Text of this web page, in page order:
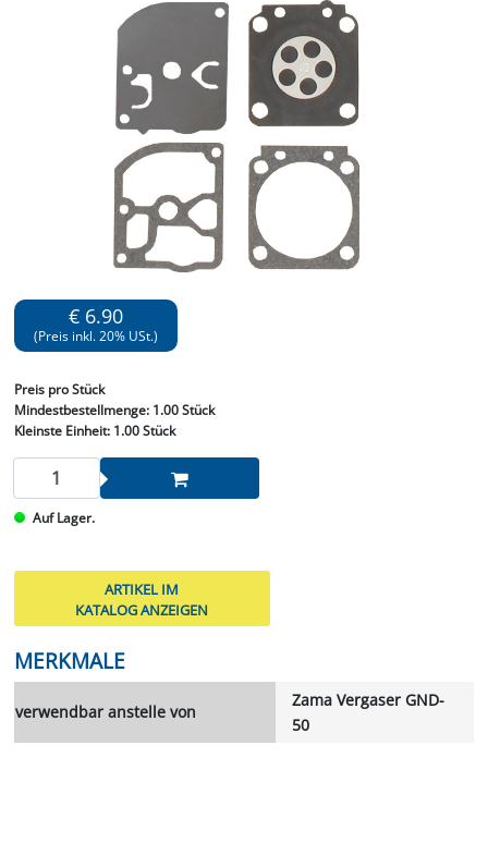
€ 6.90
(Preis inkl. 20% USt.)
Preis pro Stück
Mindestbestellmenge: 1.00 Stück
Kleinste Einheit:1.00 Stück
Auf Lager.
ARTIKEL IM
KATALOG ANZEIGEN
MERKMALE
verwendbar anstelle von
Zama Vergaser GND-
50